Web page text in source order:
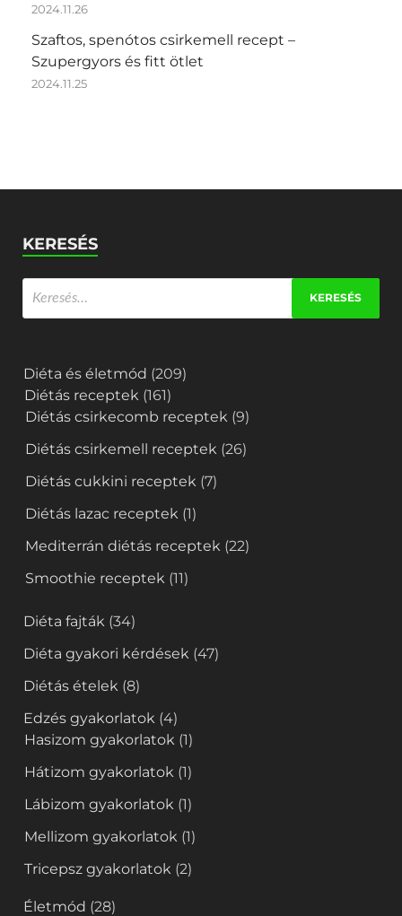
2024.11.26
Szaftos, spenótos csirkemell recept –
Szupergyors és fitt ötlet
2024.11.25
KERESÉS
Diéta és életmód (209)
Diétás receptek (161)
Diétás csirkecomb receptek (9)
Diétás csirkemell receptek (26)
Diétás cukkini receptek (7)
Diétás lazac receptek (1)
Mediterrán diétás receptek (22)
Smoothie receptek (11)
Diéta fajták (34)
Diéta gyakori kérdések (47)
Diétás ételek (8)
Edzés gyakorlatok (4)
Hasizom gyakorlatok (1)
Hátizom gyakorlatok (1)
Lábizom gyakorlatok (1)
Mellizom gyakorlatok (1)
Tricepsz gyakorlatok (2)
Életmód (28)